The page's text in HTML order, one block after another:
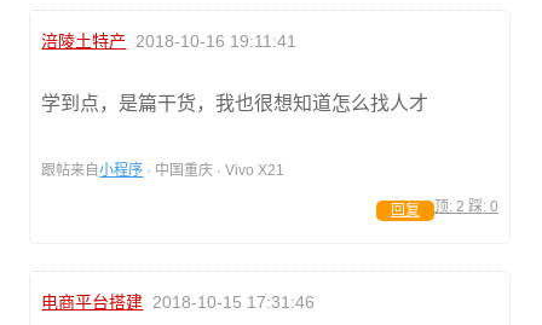
涪陵土特产 2018-10-16 19:11:41
学到点，是篇干货，我也很想知道怎么找人才
跟帖来自小程序 · 中国重庆 · Vivo X21
顶: 2 踩: 0
回复
电商平台搭建 2018-10-15 17:31:46